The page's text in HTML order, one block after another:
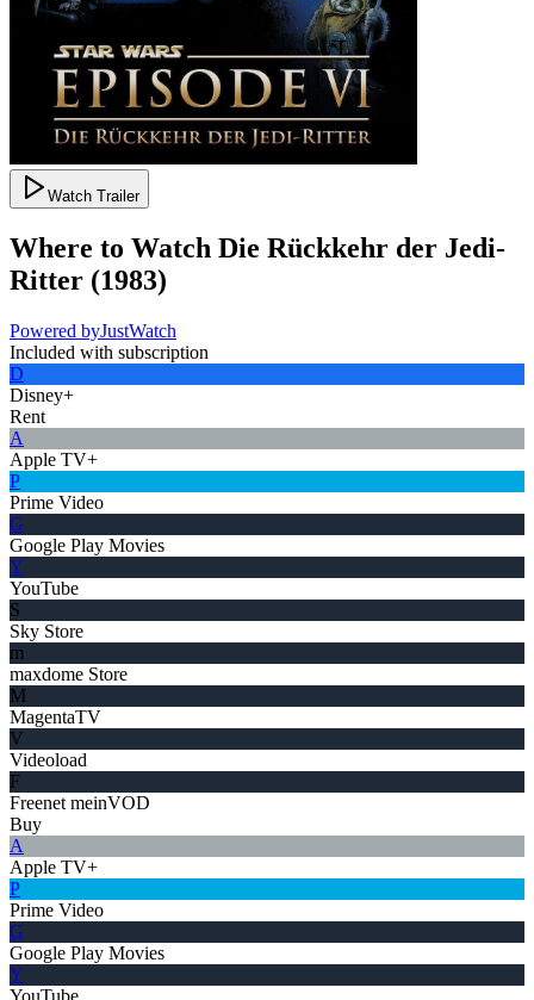
Watch Trailer
Where to Watch Die Rückkehr der Jedi-
Ritter (1983)
Powered byJustWatch
Included with subscription
D
Disney+
Rent
A
Apple TV+
P
Prime Video
G
Google Play Movies
Y
YouTube
S
Sky Store
m
maxdome Store
M
MagentaTV
V
Videoload
F
Freenet meinVOD
Buy
A
Apple TV+
P
Prime Video
G
Google Play Movies
Y
YouTube